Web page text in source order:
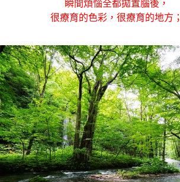
瞬間煩惱全都拋置腦後，
很療育的色彩，很療育的地方；